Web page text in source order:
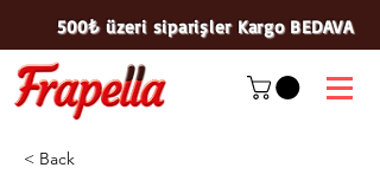
500₺ üzeri siparişler Kargo BEDAVA
< Back